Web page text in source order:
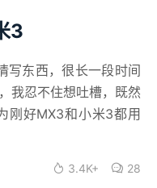
3
写东西，很长一段时间
我忍不住想吐槽，既然
刚好MX3和小米3都用
3.4K+ 28